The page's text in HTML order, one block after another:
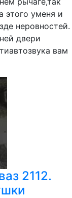
этого уменя и
неровностей.
двери
вам
2112.